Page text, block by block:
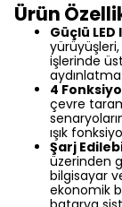
Ürün
Güçlü LED
işlerinde
4
çevre
ışık
Şarj
üzerinden
bilgisayar
ekonomik